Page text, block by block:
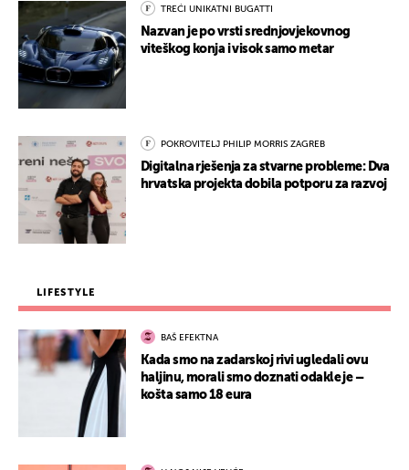
TREĆI UNIKATNI BUGATTI
Nazvan je po vrsti srednjovjekovnog
viteškog konja i visok samo metar
POKROVITELJ PHILIP MORRIS ZAGREB
Digitalna rješenja za stvarne probleme: Dva
hrvatska projekta dobila potporu za razvoj
LIFESTYLE
BAŠ EFEKTNA
Kada smo na zadarskoj rivi ugledali ovu
haljinu, morali smo doznati odakle je –
košta samo 18 eura